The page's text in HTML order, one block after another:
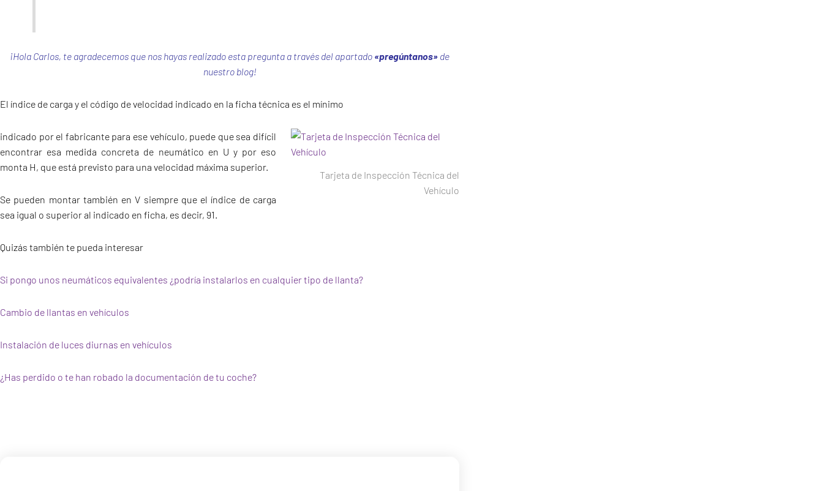
¡Hola Carlos, te agradecemos que nos hayas realizado esta pregunta a través del apartado «pregúntanos» de
nuestro blog!
El índice de carga y el código de velocidad indicado en la ficha técnica es el mínimo
Tarjeta de Inspección Técnica del
Vehículo
indicado por el fabricante para ese vehículo, puede que sea difícil
encontrar esa medida concreta de neumático en U y por eso
monta H, que está previsto para una velocidad máxima superior.
Se pueden montar también en V siempre que el índice de carga
sea igual o superior al indicado en ficha, es decir, 91.
Quizás también te pueda interesar
Si pongo unos neumáticos equivalentes ¿podría instalarlos en cualquier tipo de llanta?
Cambio de llantas en vehículos
Instalación de luces diurnas en vehículos
¿Has perdido o te han robado la documentación de tu coche?